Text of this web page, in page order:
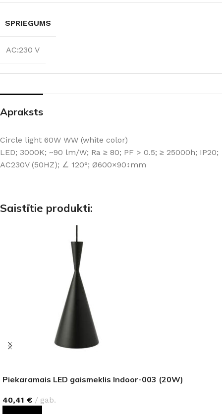
SPRIEGUMS
AC:230 V
Apraksts
Circle light 60W WW (white color)
LED; 3000K; ~90 lm/W; Ra ≥ 80; PF > 0.5; ≥ 25000h; IP20;
AC230V (50HZ); ∠ 120°; Ø600×90↕mm
Saistītie produkti:
Piekaramais LED gaismeklis Indoor-003 (20W)
40,41 € gab.